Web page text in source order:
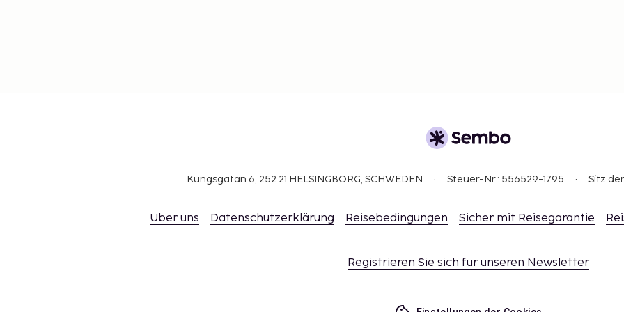
Kungsgatan 6, 252 21 HELSINGBORG, SCHWEDEN Steuer-Nr.: 556529-1795 Sitz
Über uns Datenschutzerklärung Reisebedingungen Sicher mit Reisegarantie
Registrieren Sie sich für unseren Newsletter